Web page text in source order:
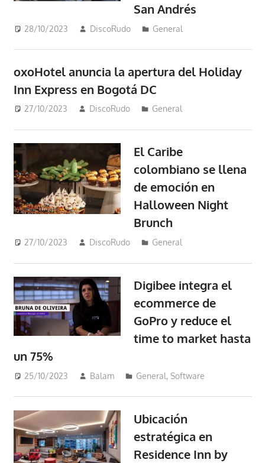
San Andrés
28/10/2023 DiscoRudo General
oxoHotel anuncia la apertura del Holiday
Inn Express en Bogotá DC
27/10/2023 DiscoRudo General
El Caribe
colombiano se llena
de emoción en
Halloween Night
Brunch
27/10/2023 DiscoRudo General
Digibee integra el
ecommerce de
GoPro y reduce el
time to market hasta
un 75%
25/10/2023 Balam General,Software
Ubicación
estratégica en
Residence Inn by